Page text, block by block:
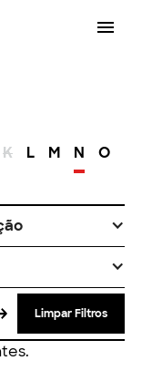
K L M N O
Limpar Filtros